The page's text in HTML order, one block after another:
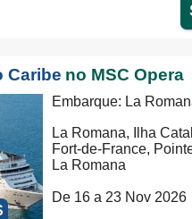
Caribe no MSC Opera
Embarque: La
La Romana, Ilha
Fort-de-France,
La Romana
De 16 a 23 Nov 2026